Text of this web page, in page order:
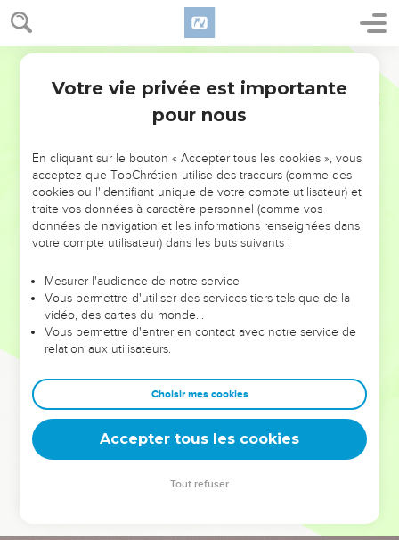
NE MANQUEZ PAS L’ÉVÉNEMENT
DE L’ANNÉE !
ET SI LEURS ERREURS POUVAIENT VOUS ÉVITER LES
VOTRES ?
leur foi ou leur vision. Mais on voit moins les doutes, les erreurs
et les saisons difficiles qu'ils ont traversés, alors même que ce
sont elles qui les ont façonnés.
Dans cette conférence, leaders, entrepreneurs, et responsables
clés pour avancer avec plus de sagesse afin que leurs erreurs
deviennent vos tremplins. Que vous guidiez un ministère, une
équipe, un groupe ou une famille, leur expérience est faite
Votre vie privée est importante
pour nous
En cliquant sur le bouton « Accepter tous les cookies », vous
acceptez que TopChrétien utilise des traceurs (comme des
cookies ou l'identifiant unique de votre compte utilisateur) et
traite vos données à caractère personnel (comme vos
données de navigation et les informations renseignées dans
votre compte utilisateur) dans les buts suivants :
Mesurer l'audience de notre service
Vous permettre d'utiliser des services tiers tels que de la
vidéo, des cartes du monde…
Vous permettre d'entrer en contact avec notre service de
relation aux utilisateurs.
Choisir mes cookies
Accepter tous les cookies
Tout refuser